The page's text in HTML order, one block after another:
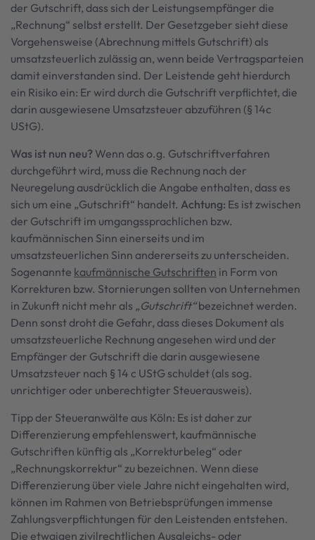
der Gutschrift, dass sich der Leistungsempfänger die
„Rechnung“ selbst erstellt. Der Gesetzgeber sieht diese
Vorgehensweise (Abrechnung mittels Gutschrift) als
umsatzsteuerlich zulässig an, wenn beide Vertragsparteien
damit einverstanden sind. Der Leistende geht hierdurch
ein Risiko ein: Er wird durch die Gutschrift verpflichtet, die
darin ausgewiesene Umsatzsteuer abzuführen (§ 14c
UStG).
Was ist nun neu? Wenn das o.g. Gutschriftverfahren
durchgeführt wird, muss die Rechnung nach der
Neuregelung ausdrücklich die Angabe enthalten, dass es
sich um eine „Gutschrift“ handelt. Achtung: Es ist zwischen
der Gutschrift im umgangssprachlichen bzw.
kaufmännischen Sinn einerseits und im
umsatzsteuerlichen Sinn andererseits zu unterscheiden.
Sogenannte kaufmännische Gutschriften in Form von
Korrekturen bzw. Stornierungen sollten von Unternehmen
in Zukunft nicht mehr als „Gutschrift“bezeichnet werden.
Denn sonst droht die Gefahr, dass dieses Dokument als
umsatzsteuerliche Rechnung angesehen wird und der
Empfänger der Gutschrift die darin ausgewiesene
Umsatzsteuer nach § 14 c UStG schuldet (als sog.
unrichtiger oder unberechtigter Steuerausweis).
Tipp der Steueranwälte aus Köln: Es ist daher zur
Differenzierung empfehlenswert, kaufmännische
Gutschriften künftig als „Korrekturbeleg“ oder
„Rechnungskorrektur“ zu bezeichnen. Wenn diese
Differenzierung über viele Jahre nicht eingehalten wird,
können im Rahmen von Betriebsprüfungen immense
Zahlungsverpflichtungen für den Leistenden entstehen.
Die etwaigen zivilrechtlichen Ausgleichs- oder